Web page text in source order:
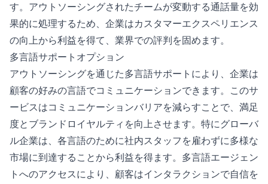
す。アウトソーシングされたチームが変動する通話量を効
果的に処理するため、企業はカスタマーエクスペリエンス
の向上から利益を得て、業界での評判を固めます。
多言語サポートオプション
アウトソーシングを通じた多言語サポートにより、企業は
顧客の好みの言語でコミュニケーションできます。このサ
ービスはコミュニケーションバリアを減らすことで、満足
度とブランドロイヤルティを向上させます。特にグローバ
ル企業は、各言語のために社内スタッフを雇わずに多様な
市場に到達することから利益を得ます。多言語エージェン
トへのアクセスにより、顧客はインタラクションで自信を